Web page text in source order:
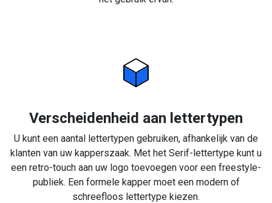
Verscheidenheid aan lettertypen
U kunt een aantal lettertypen gebruiken, afhankelijk van de
klanten van uw kapperszaak. Met het Serif-lettertype kunt u
een retro-touch aan uw logo toevoegen voor een freestyle-
publiek. Een formele kapper moet een modern of
schreefloos lettertype kiezen.